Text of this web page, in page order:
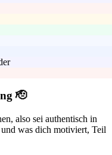
🫡
also sei authentisch in
was dich motiviert, Teil